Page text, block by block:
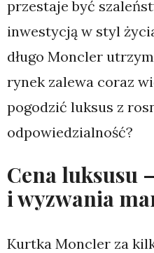
przestaje być
inwestycją w styl
długo Moncler
rynek zalewa coraz
pogodzić luksus z
odpowiedzialność?
Cena luksusu
i wyzwania
Kurtka Moncler za